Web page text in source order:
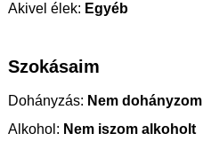
Akivel élek: Egyéb
Szokásaim
Dohányzás: Nem dohányzom
Alkohol: Nem iszom alkoholt